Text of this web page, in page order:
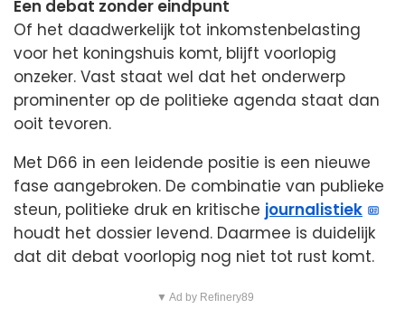
Een debat zonder eindpunt
Of het daadwerkelijk tot inkomstenbelasting
voor het koningshuis komt, blijft voorlopig
onzeker. Vast staat wel dat het onderwerp
prominenter op de politieke agenda staat dan
ooit tevoren.
Met D66 in een leidende positie is een nieuwe
fase aangebroken. De combinatie van publieke
steun, politieke druk en kritische journalistiek
houdt het dossier levend. Daarmee is duidelijk
dat dit debat voorlopig nog niet tot rust komt.
▼ Ad by Refinery89